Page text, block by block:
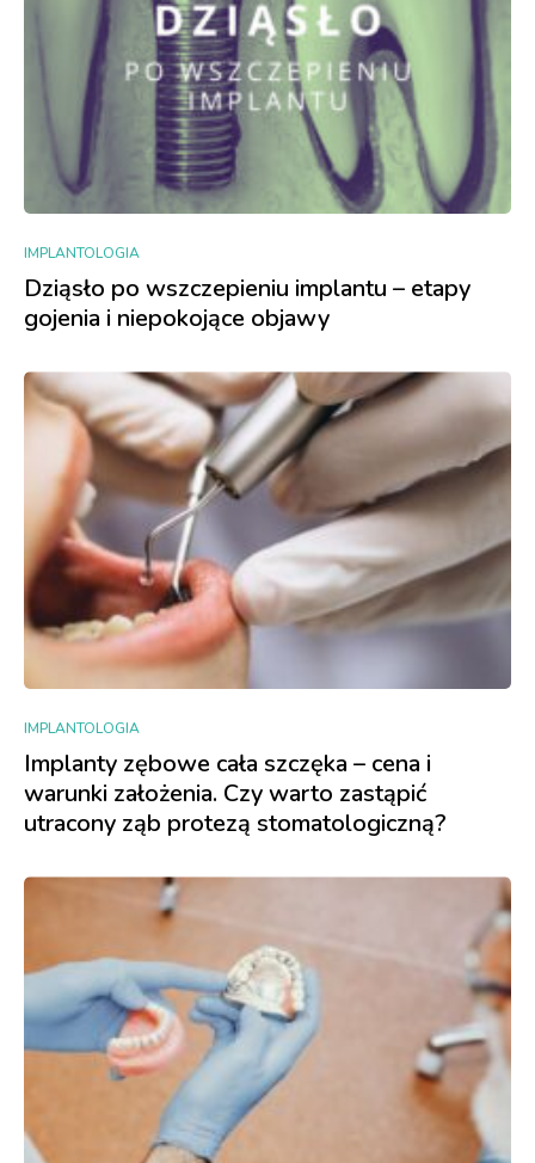
IMPLANTOLOGIA
Dziąsło po wszczepieniu implantu – etapy
gojenia i niepokojące objawy
IMPLANTOLOGIA
Implanty zębowe cała szczęka – cena i
warunki założenia. Czy warto zastąpić
utracony ząb protezą stomatologiczną?